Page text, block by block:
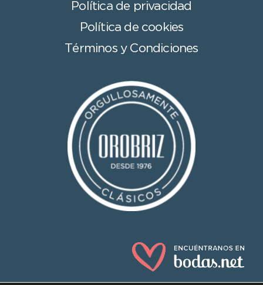
Política de privacidad
Política de cookies
Términos y Condiciones